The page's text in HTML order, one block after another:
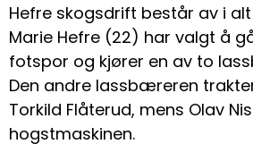
Hefre skogsdrift består av i
Marie Hefre (22) har valgt å
fotspor og kjører en av to
Den andre lassbæreren
Torkild Flåterud, mens Olav
hogstmaskinen.